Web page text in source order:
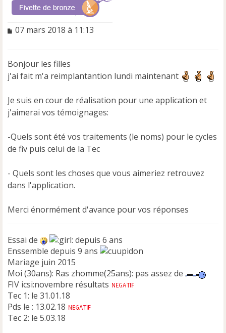
M
a
g
n
o
n
u
07 mars 2018 à 11:13
Bonjour les filles
j'ai fait m'a reimplantantion lundi maintenant
Je suis en cour de réalisation pour une application et
j'aimerai vos témoignages:
-Quels sont été vos traitements (le noms) pour le cycles
de fiv puis celui de la Tec
- Quels sont les choses que vous aimeriez retrouvez
dans l'application.
Merci énormément d'avance pour vos réponses
Essai de
depuis 6 ans
Enssemble depuis 9 ans
Mariage juin 2015
Moi (30ans): Ras zhomme(25ans): pas assez de
FIV icsi:novembre résultats
Tec 1: le 31.01.18
Pds le : 13.02.18
Tec 2: le 5.03.18